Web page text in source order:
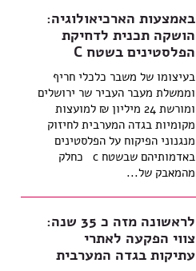
באמצעות הארכיאולוגיה:
הושקה תכנית לדחיקת
הפלסטינים בשטח C
בעיצומו של משבר כלכלי חריף
וממשלת מעבר העביר שר ירושלים
ומורשת 24 מיליון ₪ למועצות
מקומיות בגדה המערבית לחיזוק
מנגנוני הפיקוח על הפלסטינים
באדמותיהם שבשטח c כחלק
מהמאבק של...
לראשונה מזה כ 35 שנה:
צווי הפקעה לאתרי
עתיקות בגדה המערבית